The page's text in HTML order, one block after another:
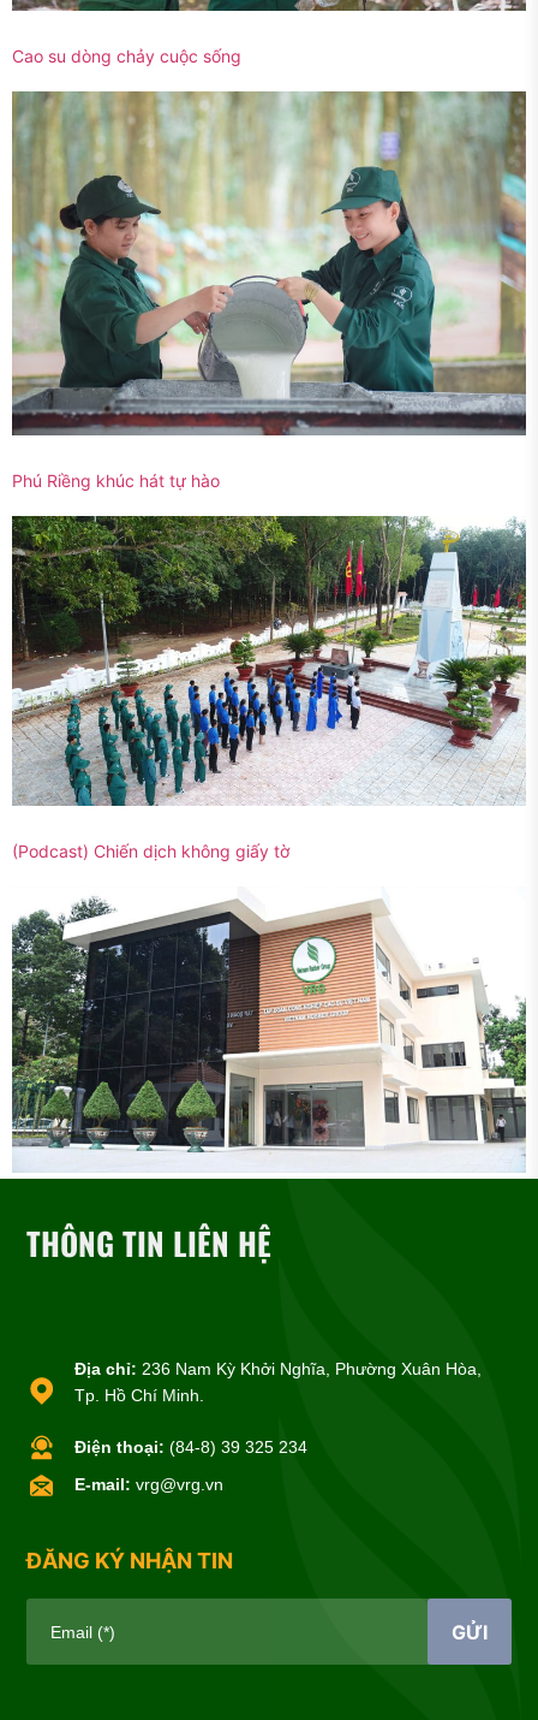
Cao su dòng chảy cuộc sống
Phú Riềng khúc hát tự hào
(Podcast) Chiến dịch không giấy tờ
THÔNG TIN LIÊN HỆ
Địa chỉ: 236 Nam Kỳ Khởi Nghĩa, Phường Xuân Hòa,
Tp. Hồ Chí Minh.
Điện thoại: (84-8) 39 325 234
E-mail: vrg@vrg.vn
ĐĂNG KÝ NHẬN TIN
Email (*) GỬI